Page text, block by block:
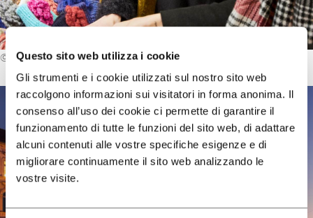
Questo sito web utilizza i cookie
Gli strumenti e i cookie utilizzati sul nostro sito web
raccolgono informazioni sui visitatori in forma anonima. Il
consenso all’uso dei cookie ci permette di garantire il
funzionamento di tutte le funzioni del sito web, di adattare
alcuni contenuti alle vostre specifiche esigenze e di
migliorare continuamente il sito web analizzando le
vostre visite.
© Darko Pavlovič/ Luna TBWA